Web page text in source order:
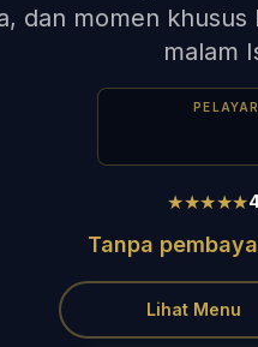
dan momen
malam
★★★★★
Tanpa
Lihat Menu